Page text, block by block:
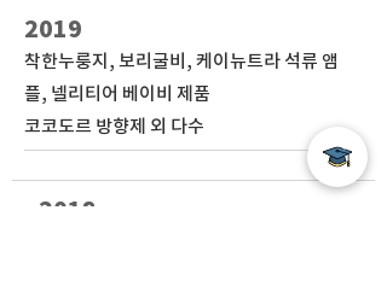
2019
착한누룽지, 보리굴비, 케이뉴트라 석류 앰
플, 넬리티어 베이비 제품
코코도르 방향제 외 다수
~2018